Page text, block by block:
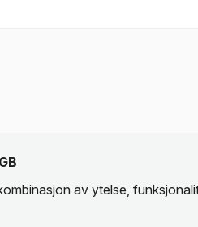
av ytelse,